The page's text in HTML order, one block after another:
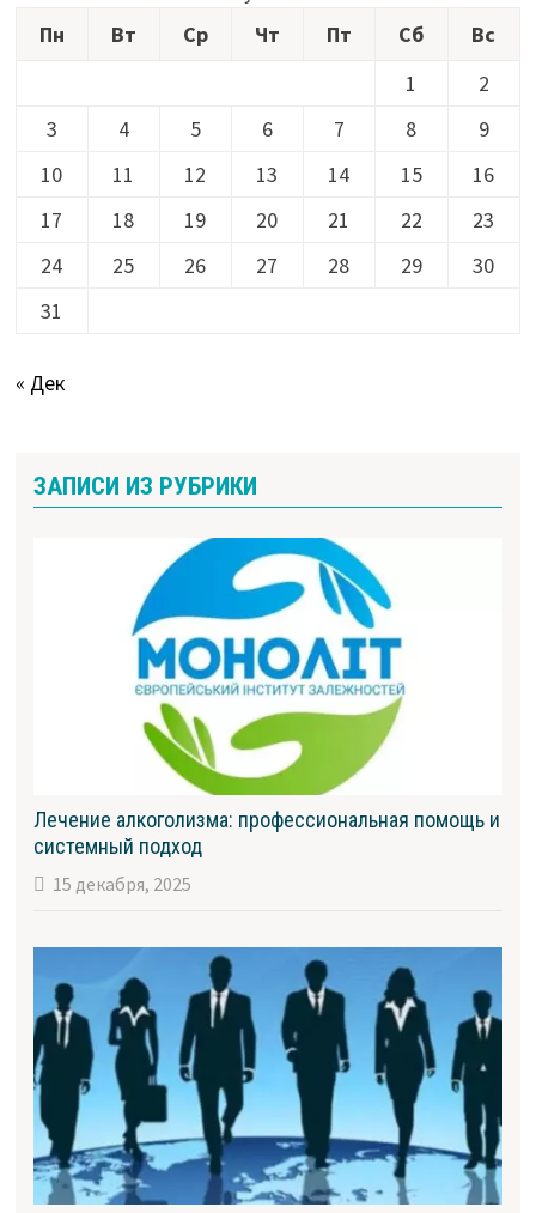
Пн
Вт Ср Чт Пт Сб
Вс
1
2
3
4 5 6 7 8
9
10
11 12 13 14 15
16
17
18 19 20 21 22
23
24
25 26 27 28 29
30
31
« Дек
ЗАПИСИ ИЗ РУБРИКИ
Лечение алкоголизма: профессиональная помощь и
системный подход
15 декабря, 2025